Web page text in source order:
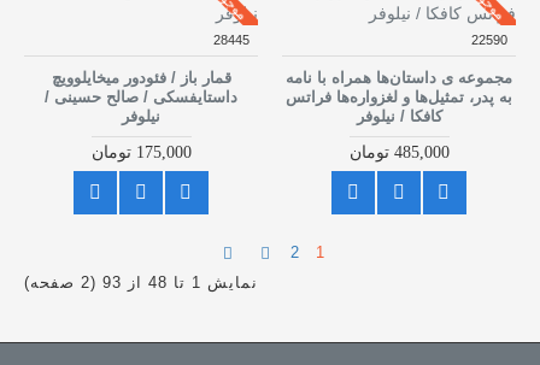
22590
مجموعه ی داستان‌ها همراه با نامه
به پدر، تمثیل‌ها و لغزواره‌ها فراتس
کافکا / نیلوفر
485,000 تومان
28445
قمار باز / فئودور میخایلوویچ
داستایفسکی / صالح حسینی /
نیلوفر
175,000 تومان
1
2
نمایش 1 تا 48 از 93 (2 صفحه)